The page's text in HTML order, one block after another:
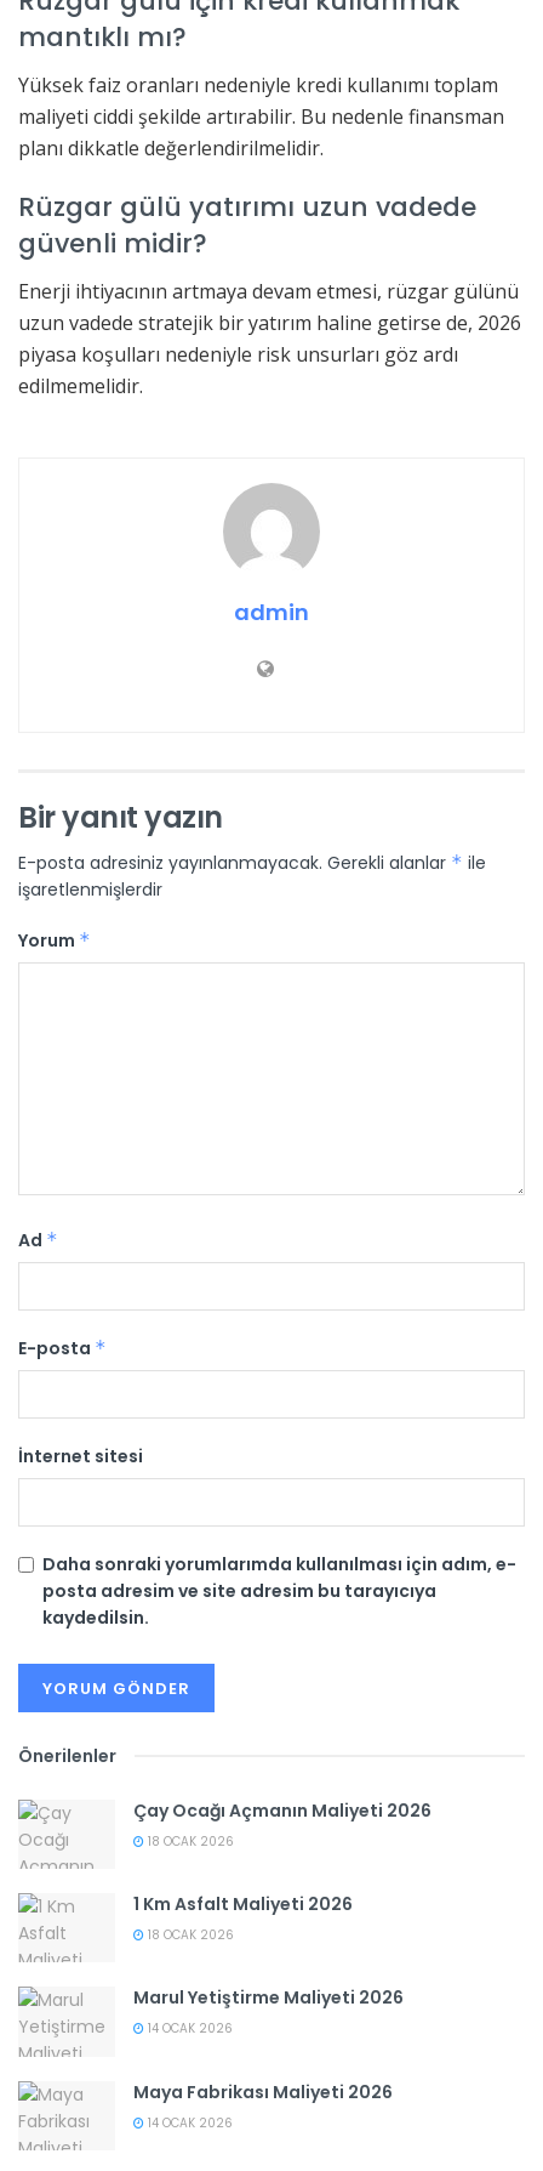
mantıklı mı?
Yüksek faiz oranları nedeniyle kredi kullanımı toplam
maliyeti ciddi şekilde artırabilir. Bu nedenle finansman
planı dikkatle değerlendirilmelidir.
Rüzgar gülü yatırımı uzun vadede
güvenli midir?
Enerji ihtiyacının artmaya devam etmesi, rüzgar gülünü
uzun vadede stratejik bir yatırım haline getirse de, 2026
piyasa koşulları nedeniyle risk unsurları göz ardı
edilmemelidir.
admin
Bir yanıt yazın
E-posta adresiniz yayınlanmayacak. Gerekli alanlar * ile
işaretlenmişlerdir
Yorum *
Ad *
E-posta *
İnternet sitesi
Daha sonraki yorumlarımda kullanılması için adım, e-
posta adresim ve site adresim bu tarayıcıya
kaydedilsin.
Önerilenler
Çay Ocağı Açmanın Maliyeti 2026
18 OCAK 2026
1 Km Asfalt Maliyeti 2026
18 OCAK 2026
Marul Yetiştirme Maliyeti 2026
14 OCAK 2026
Maya Fabrikası Maliyeti 2026
14 OCAK 2026